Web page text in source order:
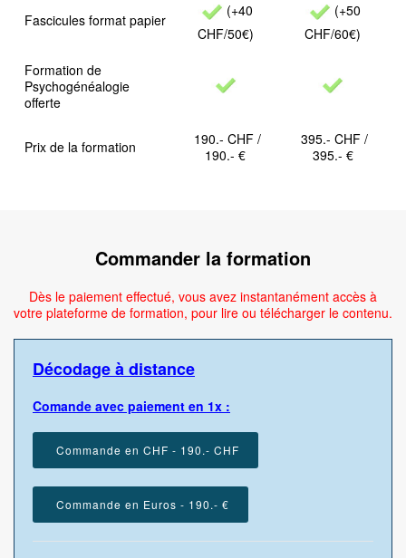
Fascicules format papier
(+40
CHF/50€)
(+50
CHF/60€)
Formation de
Psychogénéalogie
offerte
Prix de la formation
190.- CHF /
190.- €
395.- CHF /
395.- €
Commander la formation
Dès le paiement effectué, vous avez instantanément accès à
votre plateforme de formation, pour lire ou télécharger le contenu.
Décodage à distance
Comande avec paiement en 1x :
Commande en CHF - 190.- CHF
Commande en Euros - 190.- €